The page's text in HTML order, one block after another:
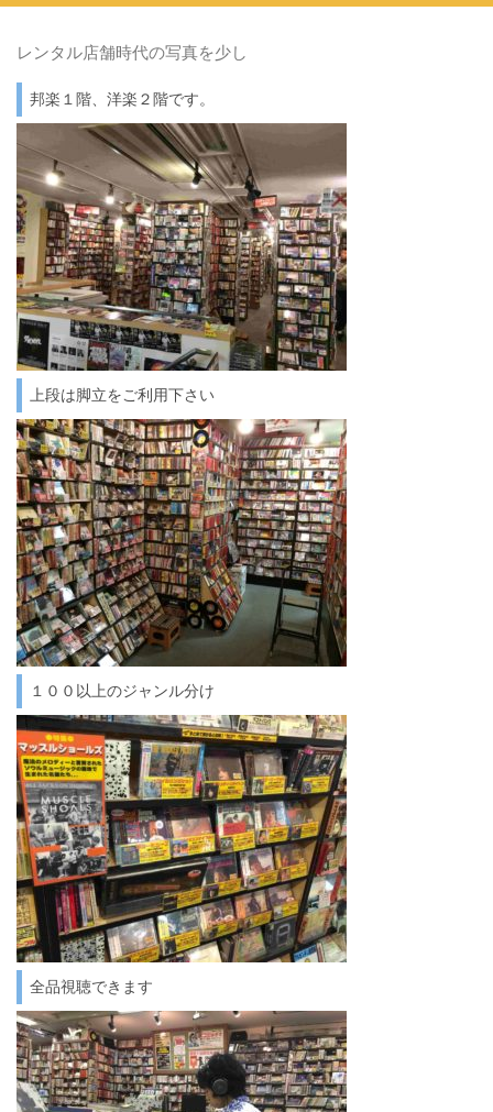
レンタル店舗時代の写真を少し
邦楽１階、洋楽２階です。
上段は脚立をご利用下さい
１００以上のジャンル分け
全品視聴できます